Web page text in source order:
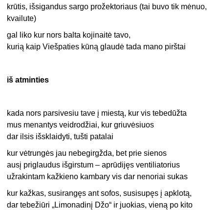
krūtis, išsigandus sargo prožektoriaus (tai buvo tik mėnuo,
kvailute)
gal liko kur nors balta kojinaitė tavo,
kurią kaip Viešpaties kūną glaudė tada mano pirštai
iš atminties
kada nors parsivesiu tave į miestą, kur vis tebedūžta
mus menantys veidrodžiai, kur griuvėsiuos
dar ilsis išsklaidyti, tušti patalai
kur vėtrungės jau nebegirgžda, bet prie sienos
ausį priglaudus išgirstum – aprūdijęs ventiliatorius
užrakintam kažkieno kambary vis dar nenoriai sukas
kur kažkas, susirangęs ant sofos, susisupęs į apklotą,
dar tebežiūri „Limonadinį Džo“ ir juokias, vieną po kito